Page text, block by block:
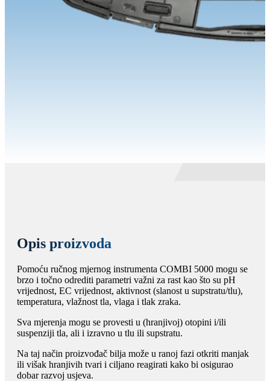
Opis proizvoda
Pomoću ručnog mjernog instrumenta COMBI 5000 mogu se
brzo i točno odrediti parametri važni za rast kao što su pH
vrijednost, EC vrijednost, aktivnost (slanost u supstratu/tlu),
temperatura, vlažnost tla, vlaga i tlak zraka.
Sva mjerenja mogu se provesti u (hranjivoj) otopini i/ili
suspenziji tla, ali i izravno u tlu ili supstratu.
Na taj način proizvođač bilja može u ranoj fazi otkriti manjak
ili višak hranjivih tvari i ciljano reagirati kako bi osigurao
dobar razvoj usjeva.